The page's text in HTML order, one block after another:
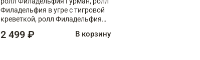
Филадельфия в угре с тигровой
креветкой, ролл Филадельфия
2 499 ₽ В корзину